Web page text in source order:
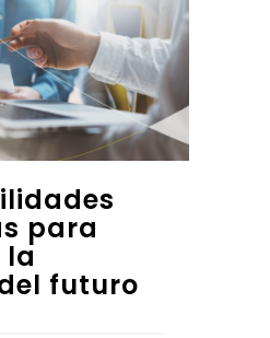
para
la
futuro